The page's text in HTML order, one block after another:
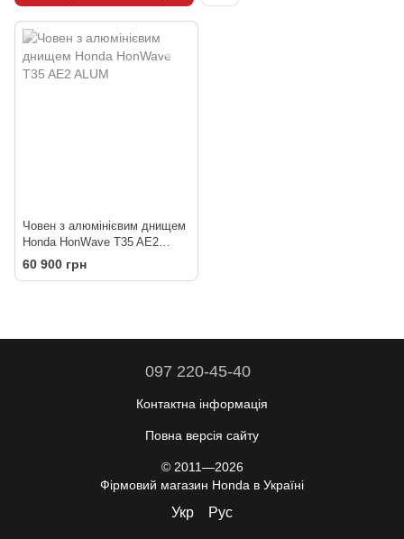
Човен з алюмінієвим днищем
Honda HonWave T35 AE2
ALUM
60 900 грн
097 220-45-40
Контактна інформація
Повна версія сайту
© 2011—2026
Фірмовий магазин Honda в Україні
Укр Рус